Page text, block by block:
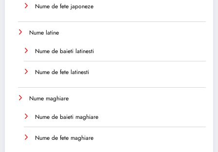
Nume de fete japoneze
Nume latine
Nume de baieti latinesti
Nume de fete latinesti
Nume maghiare
Nume de baieti maghiare
Nume de fete maghiare